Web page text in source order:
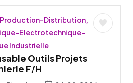
Distribution,
Electrotechnique-
Industrielle
Outils Projets
F/H